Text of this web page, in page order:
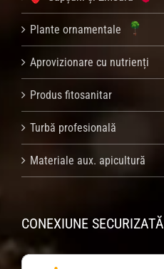
Plante ornamentale
Aprovizionare cu nutrienți
Produs fitosanitar
Turbă profesională
Materiale aux. apicultură
CONEXIUNE SECURIZATĂ